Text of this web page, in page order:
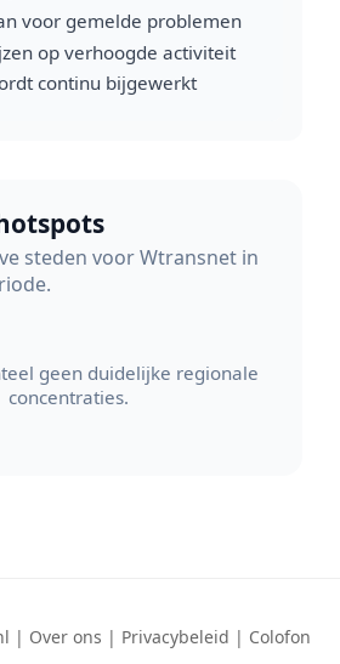
voor gemelde problemen
op verhoogde activiteit
continu bijgewerkt
steden voor Wtransnet in
geen duidelijke regionale
concentraties.
| Over ons | Privacybeleid | Colofon